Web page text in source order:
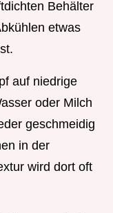
Behälter
etwas
auf niedrige
oder Milch
geschmeidig
in der
wird dort oft